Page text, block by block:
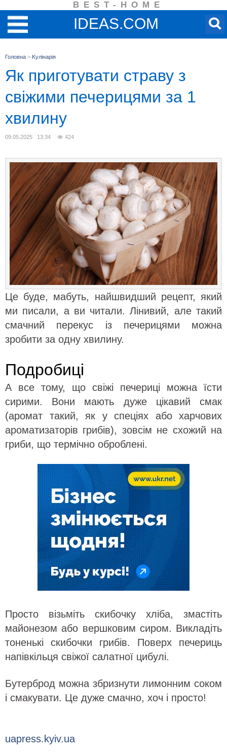
BEST-HOME
IDEAS.COM
Головна > Kулінарія
Як приготувати страву з
свіжими печерицями за 1
хвилину
09.05.2025 13:34 424
Це буде, мабуть, найшвидший рецепт, який
ми писали, а ви читали. Лінивий, але такий
смачний перекус із печерицями можна
зробити за одну хвилину.
Подробиці
А все тому, що свіжі печериці можна їсти
сирими. Вони мають дуже цікавий смак
(аромат такий, як у спеціях або харчових
ароматизаторів грибів), зовсім не схожий на
гриби, що термічно оброблені.
Просто візьміть скибочку хліба, змастіть
майонезом або вершковим сиром. Викладіть
тоненькі скибочки грибів. Поверх печериць
напівкільця свіжої салатної цибулі.
Бутерброд можна збризнути лимонним соком
і смакувати. Це дуже смачно, хоч і просто!
uapress.kyiv.ua